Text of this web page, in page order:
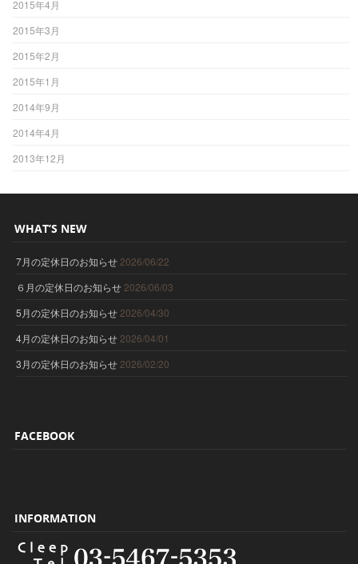
2015年4月
2015年3月
2015年2月
2015年1月
2014年9月
2014年4月
2013年12月
WHAT’S NEW
7月の定休日のお知らせ 2026/06/22
６月の定休日のお知らせ 2026/06/03
5月の定休日のお知らせ 2026/04/30
4月の定休日のお知らせ 2026/04/01
3月の定休日のお知らせ 2026/02/20
FACEBOOK
INFORMATION